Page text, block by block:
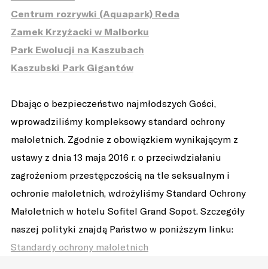
Centrum rozrywki (Aquapark) Reda
Zamek Krzyżacki w Malborku
Park Ewolucji na Kaszubach
Kaszubski Park Gigantów
Dbając o bezpieczeństwo najmłodszych Gości,
wprowadziliśmy kompleksowy standard ochrony
małoletnich. Zgodnie z obowiązkiem wynikającym z
ustawy z dnia 13 maja 2016 r. o przeciwdziałaniu
zagrożeniom przestępczością na tle seksualnym i
ochronie małoletnich, wdrożyliśmy Standard Ochrony
Małoletnich w hotelu Sofitel Grand Sopot. Szczegóły
naszej polityki znajdą Państwo w poniższym linku:
Standardy ochrony małoletnich